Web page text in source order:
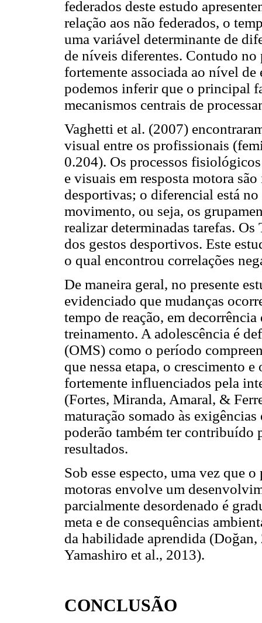
federados deste estudo
relação aos não federados, o
uma variável determinante de
de níveis diferentes. Contudo no
fortemente associada ao nível
podemos inferir que o principal
mecanismos centrais de
Vaghetti et al. (2007)
visual entre os profissionais
0.204). Os processos
e visuais em resposta motora
desportivas; o diferencial está
movimento, ou seja, os
realizar determinadas tarefas. Os
dos gestos desportivos. Este
o qual encontrou correlações
De maneira geral, no presente
evidenciado que mudanças
tempo de reação, em
treinamento. A adolescência é
(OMS) como o período
que nessa etapa, o crescimento
fortemente influenciados pela
(Fortes, Miranda, Amaral, &
maturação somado às
poderão também ter contribuído
resultados.
Sob esse especto, uma vez que
motoras envolve um
parcialmente desordenado é
meta e de consequências
da habilidade aprendida
Yamashiro et al., 2013).
CONCLUSÃO